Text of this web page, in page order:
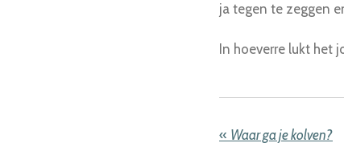
ja tegen te zeggen
In hoeverre lukt het
« Waar ga je kolven?